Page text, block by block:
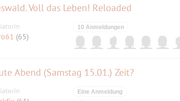
Voll das Leben! Reloaded
(65)
10 Anmeldungen
Abend (Samstag 15.01.) Zeit?
Eine Anmeldung